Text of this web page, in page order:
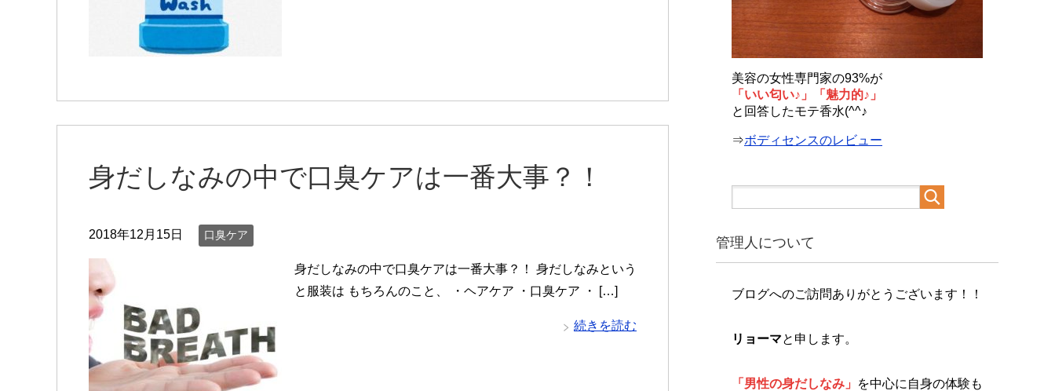
身だしなみの中で口臭ケアは一番大事？！
2018年12月15日 口臭ケア
身だしなみの中で口臭ケアは一番大事？！ 身だしなみという
と服装は もちろんのこと、 ・ヘアケア ・口臭ケア ・ […]
続きを読む
美容の女性専門家の93%が
「いい匂い♪」「魅力的♪」
と回答したモテ香水(^^♪
⇒ボディセンスのレビュー
管理人について
ブログへのご訪問ありがとうございます！！
リョーマと申します。
「男性の身だしなみ」
を中心に自身の体験も